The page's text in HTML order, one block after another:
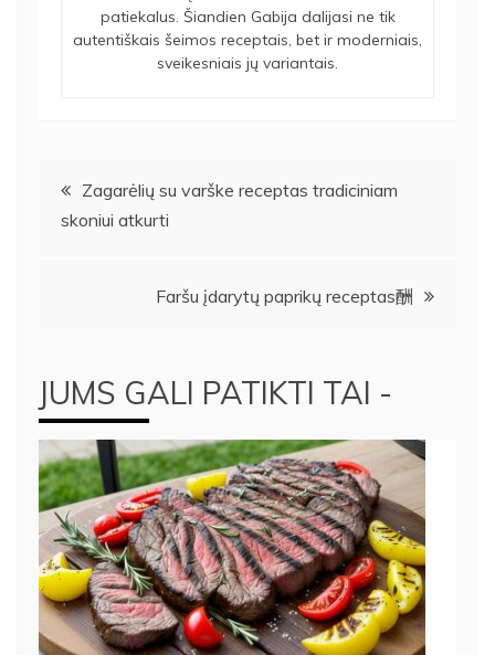
patiekalus. Šiandien Gabija dalijasi ne tik
autentiškais šeimos receptais, bet ir moderniais,
sveikesniais jų variantais.
Navigacija
tarp
Zagarėlių su varške receptas tradiciniam
skoniui atkurti
Faršu įdarytų paprikų receptas酬
JUMS GALI PATIKTI TAI -